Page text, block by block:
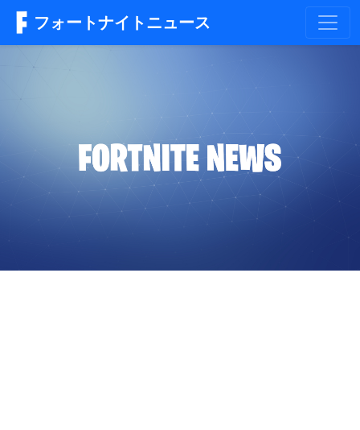
フォートナイトニュース